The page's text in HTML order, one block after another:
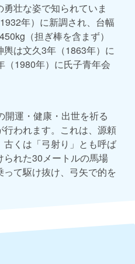
壮な姿で知られていま
年）に新調され、台幅
（担ぎ棒を含まず）
は文久3年（1863年）に
（1980年）に氏子青年会
運・健康・出世を祈る
行われます。これは、源頼
くは「弓射り」とも呼ば
れた30メートルの馬場
て駆け抜け、弓矢で的を